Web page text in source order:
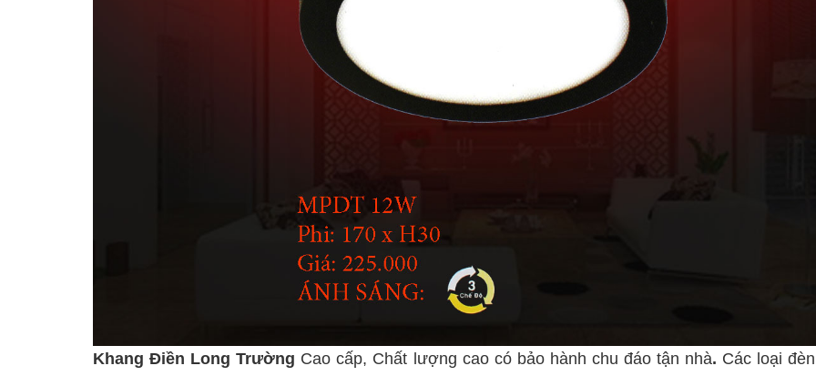
Khang Điền Long Trường Cao cấp, Chất lượng cao có bảo hành chu đáo tận nhà. Các loại